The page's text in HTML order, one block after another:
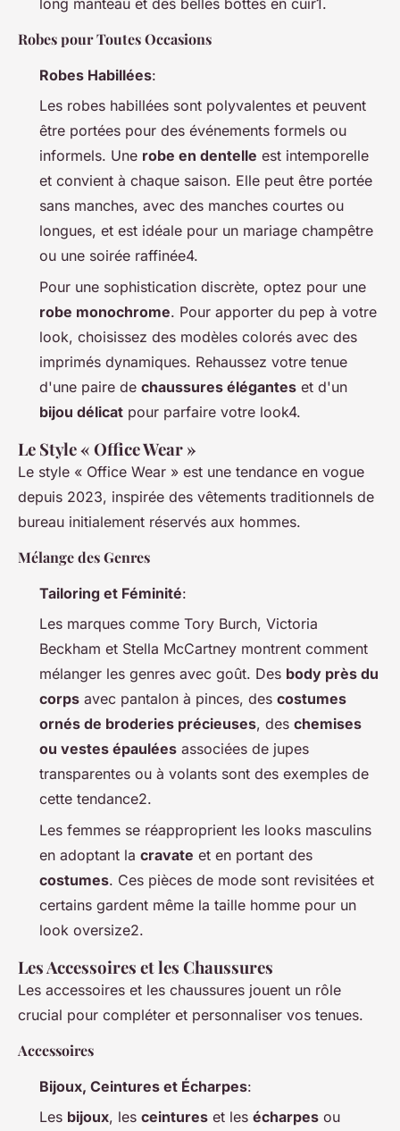
Robes pour Toutes Occasions
Robes Habillées:
Les robes habillées sont polyvalentes et peuvent
être portées pour des événements formels ou
informels. Une robe en dentelle est intemporelle
et convient à chaque saison. Elle peut être portée
sans manches, avec des manches courtes ou
longues, et est idéale pour un mariage champêtre
ou une soirée raffinée4.
Pour une sophistication discrète, optez pour une
robe monochrome. Pour apporter du pep à votre
look, choisissez des modèles colorés avec des
imprimés dynamiques. Rehaussez votre tenue
d'une paire de chaussures élégantes et d'un
bijou délicat pour parfaire votre look4.
Le Style « Office Wear »
Le style « Office Wear » est une tendance en vogue
depuis 2023, inspirée des vêtements traditionnels de
bureau initialement réservés aux hommes.
Mélange des Genres
Tailoring et Féminité:
Les marques comme Tory Burch, Victoria
Beckham et Stella McCartney montrent comment
mélanger les genres avec goût. Des body près du
corps avec pantalon à pinces, des costumes
ornés de broderies précieuses, des chemises
ou vestes épaulées associées de jupes
transparentes ou à volants sont des exemples de
cette tendance2.
Les femmes se réapproprient les looks masculins
en adoptant la cravate et en portant des
costumes. Ces pièces de mode sont revisitées et
certains gardent même la taille homme pour un
look oversize2.
Les Accessoires et les Chaussures
Les accessoires et les chaussures jouent un rôle
crucial pour compléter et personnaliser vos tenues.
Accessoires
Bijoux, Ceintures et Écharpes:
Les bijoux, les ceintures et les écharpes ou